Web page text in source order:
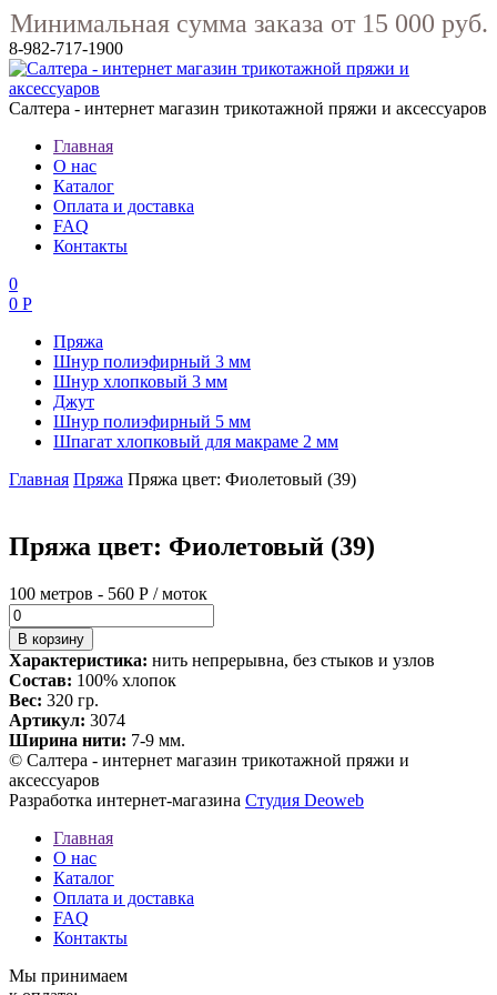
Минимальная сумма заказа от 15 000 руб.
8-982-717-1900
Салтера - интернет магазин трикотажной пряжи и аксессуаров
Главная
О нас
Каталог
Оплата и доставка
FAQ
Контакты
0
0 Р
Пряжа
Шнур полиэфирный 3 мм
Шнур хлопковый 3 мм
Джут
Шнур полиэфирный 5 мм
Шпагат хлопковый для макраме 2 мм
Главная Пряжа Пряжа цвет: Фиолетовый (39)
Пряжа цвет: Фиолетовый (39)
100 метров - 560 Р / моток
Характеристика: нить непрерывна, без стыков и узлов
Состав: 100% хлопок
Вес: 320 гр.
Артикул: 3074
Ширина нити: 7-9 мм.
© Салтера - интернет магазин трикотажной пряжи и
аксессуаров
Разработка интернет-магазина Студия Deoweb
Главная
О нас
Каталог
Оплата и доставка
FAQ
Контакты
Мы принимаем